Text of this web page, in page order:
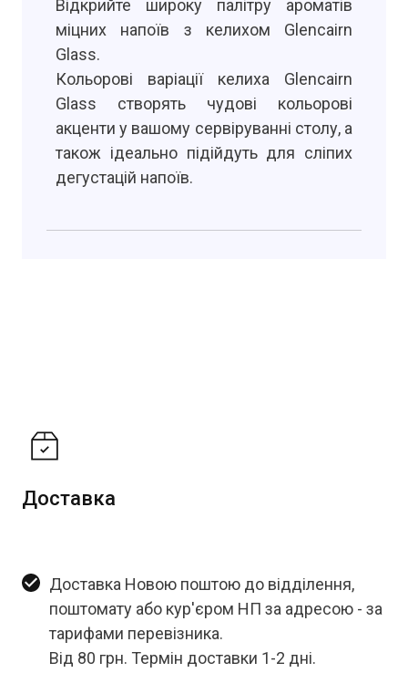
Відкрийте широку палітру ароматів
міцних напоїв з келихом Glencairn
Glass.
Кольорові варіації келиха Glencairn
Glass створять чудові кольорові
акценти у вашому сервіруванні столу, а
також ідеально підійдуть для сліпих
дегустацій напоїв.
Доставка
Доставка Новою поштою до відділення,
поштомату або кур'єром НП за адресою - за
тарифами перевізника.
Від 80 грн. Термін доставки 1-2 дні.